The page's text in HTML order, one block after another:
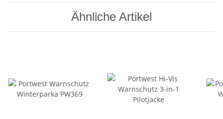
Ähnliche Artikel